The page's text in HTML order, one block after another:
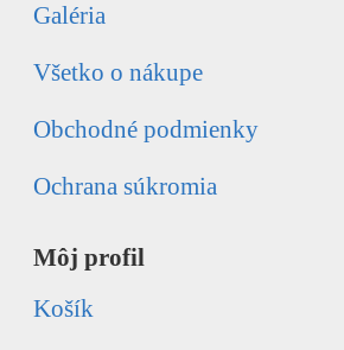
Galéria
Všetko o nákupe
Obchodné podmienky
Ochrana súkromia
Môj profil
Košík